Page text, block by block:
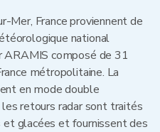
Mer, France proviennent de
national
ARAMIS composé de 31
métropolitaine. La
en mode double
retours radar sont traités
glacées et fournissent des